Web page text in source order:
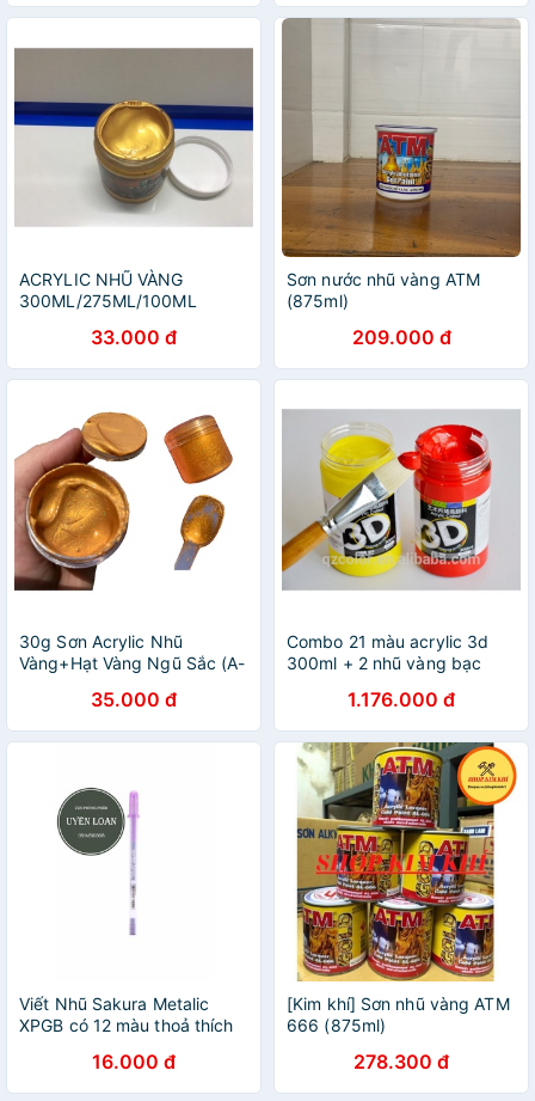
ACRYLIC NHŨ VÀNG
300ML/275ML/100ML
33.000 đ
Sơn nước nhũ vàng ATM
(875ml)
209.000 đ
30g Sơn Acrylic Nhũ
Vàng+Hạt Vàng Ngũ Sắc (A-
35.000 đ
Combo 21 màu acrylic 3d
300ml + 2 nhũ vàng bạc
1.176.000 đ
Viết Nhũ Sakura Metalic
XPGB có 12 màu thoả thích
- Xám - Hồng - Đỏ - Vàng -
Vàng đồng
16.000 đ
[Kim khí] Sơn nhũ vàng ATM
666 (875ml)
278.300 đ